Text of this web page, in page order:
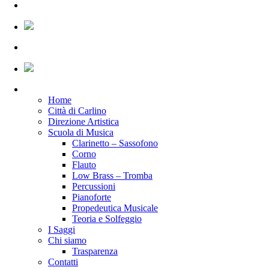
Home
Città di Carlino
Direzione Artistica
Scuola di Musica
Clarinetto – Sassofono
Corno
Flauto
Low Brass – Tromba
Percussioni
Pianoforte
Propedeutica Musicale
Teoria e Solfeggio
I Saggi
Chi siamo
Trasparenza
Contatti